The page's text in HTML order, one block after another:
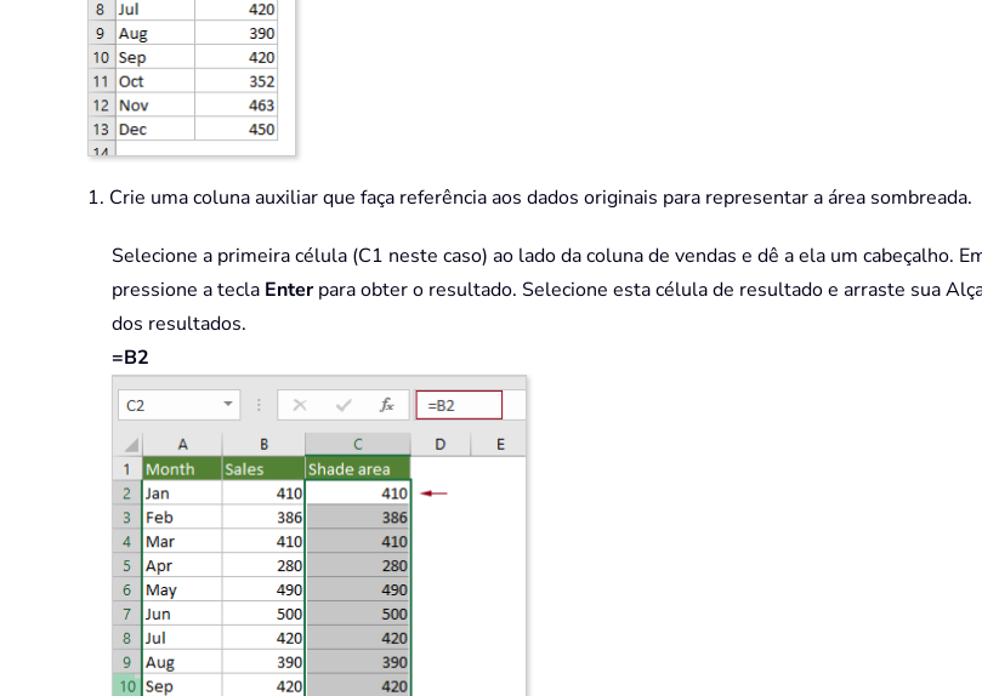
1. Crie uma coluna auxiliar que faça referência aos dados originais para representar a área sombreada.
Selecione a primeira célula (C1 neste caso) ao lado da coluna de vendas e dê a ela um cabeçalho.
pressione a tecla Enterpara obter o resultado. Selecione esta célula de resultado e arraste sua
dos resultados.
=B2